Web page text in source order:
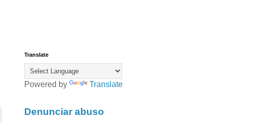
Translate
Powered by Translate
Denunciar abuso